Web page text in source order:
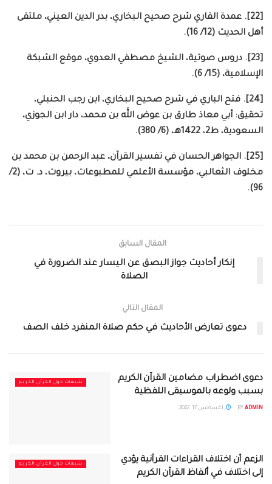
[22]. عمدة القاري شرح صحيح البخاري، بدر الدين العيني، ملتقى
أهل الحديث (12/ 16).
[23]. دروس صوتية، الشيخ مصطفي العدوي، موقع الشبكة
الإسلامية، (15/ 6).
[24]. فتح الباري في شرح صحيح البخاري، ابن رجب الحنبلي،
تحقيق: أبي معاذ طارق بن عوض الله بن محمد، دار ابن الجوزي،
السعودية، ط2، 1422هـ، (6/ 380).
[25]. الجواهر الحسان في تفسير القرآن، عبد الرحمن بن محمد بن
مخلوف الثعالبي، مؤسسة الأعلمي للمطبوعات، بيروت، د. ت، (2/
96).
المقال السابق
إنكار أحاديث جواز البصق عن اليسار عند الضرورة في
الصلاة
المقال التالي
دعوى تعارض الأحاديث في حكم صلاة المنفرد خلف الصف
شبهات حول القرآن الكريم
دعوى اضطراب مضامين القرآن الكريم
بسبب ولوعه بالموسيقى اللفظية
BY ADMIN أغسطس 17, 2022
شبهات حول القرآن الكريم
الزعم أن اختلاف القراءات القرآنية يؤدي
إلى اختلاف في ألفاظ القرآن الكريم